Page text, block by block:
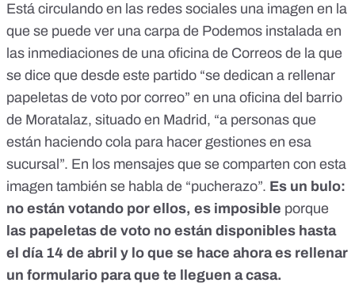
Está circulando en las redes sociales una imagen en la
que se puede ver una carpa de Podemos instalada en
las inmediaciones de una oficina de Correos de la que
se dice que desde este partido “se dedican a rellenar
papeletas de voto por correo” en una oficina del barrio
de Moratalaz, situado en Madrid, “a personas que
están haciendo cola para hacer gestiones en esa
sucursal”. En los mensajes que se comparten con esta
imagen también se habla de “pucherazo”. Es un bulo:
no están votando por ellos, es imposible porque
las papeletas de voto no están disponibles hasta
el día 14 de abril y lo que se hace ahora es rellenar
un formulario para que te lleguen a casa.